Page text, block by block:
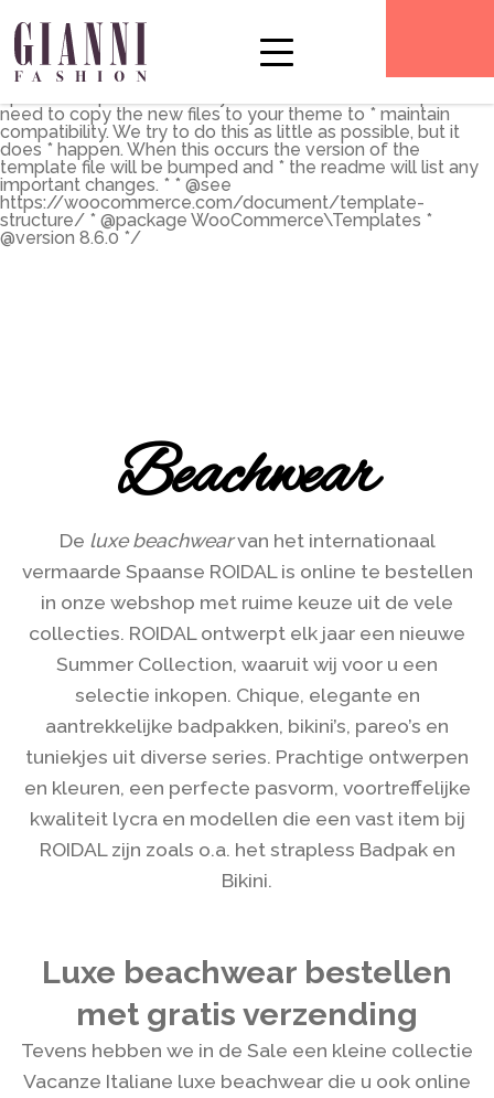
the main shop page which is a post type archive * * This
template can be overridden by copying it to
yourtheme/woocommerce/archive-product.php. * *
HOWEVER, on occasion WooCommerce will need to
need to copy the new files to your theme to * maintain
compatibility. We try to do this as little as possible, but it
does * happen. When this occurs the version of the
template file will be bumped and * the readme will list any
important changes. * * @see
https://woocommerce.com/document/template-
structure/ * @package WooCommerce\Templates *
@version 8.6.0 */
Beachwear
De luxe beachwearvan het internationaal
vermaarde Spaanse ROIDAL is online te bestellen
in onze webshop met ruime keuze uit de vele
collecties. ROIDAL ontwerpt elk jaar een nieuwe
Summer Collection, waaruit wij voor u een
selectie inkopen. Chique, elegante en
aantrekkelijke badpakken, bikini’s, pareo’s en
tuniekjes uit diverse series. Prachtige ontwerpen
en kleuren, een perfecte pasvorm, voortreffelijke
kwaliteit lycra en modellen die een vast item bij
ROIDAL zijn zoals o.a. het strapless Badpak en
Bikini.
Luxe beachwear bestellen
met gratis verzending
Tevens hebben we in de Sale een kleine collectie
Vacanze Italiane luxe beachwear die u ook online